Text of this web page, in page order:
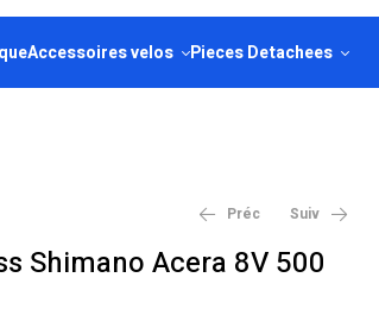
Accessoires velos Pieces Detachees
Préc Suiv
Shimano Acera 8V 500